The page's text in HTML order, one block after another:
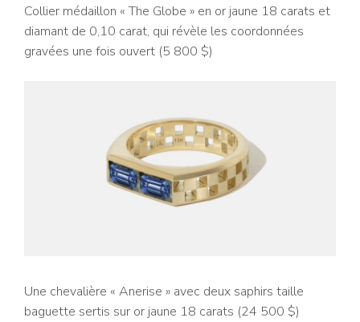
Collier médaillon « The Globe » en or jaune 18 carats et
diamant de 0,10 carat, qui révèle les coordonnées
gravées une fois ouvert (5 800 $)
Une chevalière « Anerise » avec deux saphirs taille
baguette sertis sur or jaune 18 carats (24 500 $)